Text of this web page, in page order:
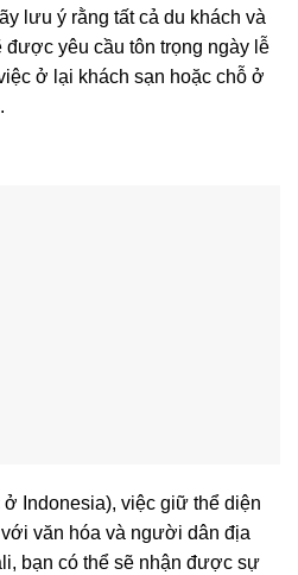
lưu ý rằng tất cả du khách và
yêu cầu tôn trọng ngày lễ
ở lại khách sạn hoặc chỗ ở
Indonesia), việc giữ thể diện
văn hóa và người dân địa
bạn có thể sẽ nhận được sự